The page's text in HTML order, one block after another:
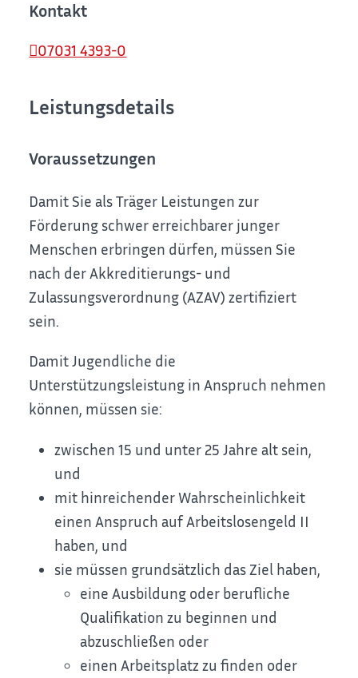
Kontakt
07031 4393-0
Leistungsdetails
Voraussetzungen
Damit Sie als Träger Leistungen zur
Förderung schwer erreichbarer junger
Menschen erbringen dürfen, müssen Sie
nach der Akkreditierungs- und
Zulassungsverordnung (AZAV) zertifiziert
sein.
Damit Jugendliche die
Unterstützungsleistung in Anspruch nehmen
können, müssen sie:
zwischen 15 und unter 25 Jahre alt sein,
und
mit hinreichender Wahrscheinlichkeit
einen Anspruch auf Arbeitslosengeld II
haben, und
sie müssen grundsätzlich das Ziel haben,
eine Ausbildung oder berufliche
Qualifikation zu beginnen und
abzuschließen oder
einen Arbeitsplatz zu finden oder